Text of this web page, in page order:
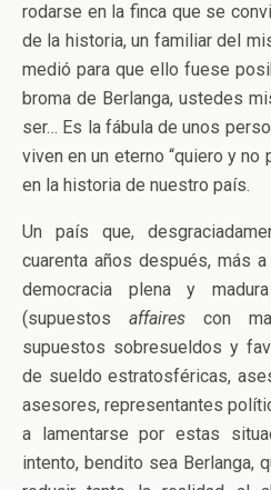
rodarse en la finca que se
de la historia, un familiar del
medió para que ello fuese
broma de Berlanga, ustedes
ser… Es la fábula de unos
viven en un eterno “quiero y no
en la historia de nuestro país.
Un país que,
cuarenta años después, más
democracia plena y
(supuestos affairescon
supuestos sobresueldos y
de sueldo estratosféricas,
asesores, representantes
a lamentarse por estas
intento, bendito sea Berlanga,